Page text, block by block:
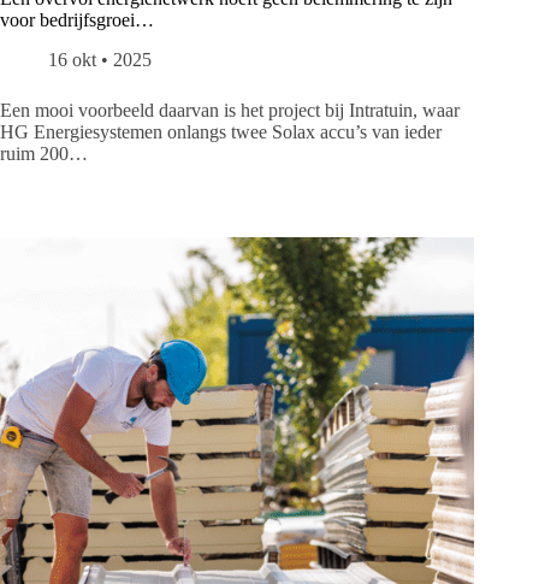
voor bedrijfsgroei…
16 okt • 2025
Een mooi voorbeeld daarvan is het project bij Intratuin, waar
HG Energiesystemen onlangs twee Solax accu’s van ieder
ruim 200…